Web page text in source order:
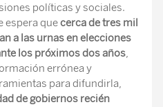
políticas y sociales.
espera quecerca de tres mil
a las urnas en elecciones
los próximos dos años,
errónea y
para difundirla,
de gobiernos recién